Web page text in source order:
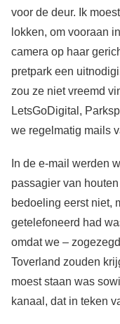
voor de deur. Ik
lokken, om vooraan
camera op haar
pretpark een
zou ze niet vreemd
LetsGoDigital,
we regelmatig mails
In de e-mail werden
passagier van
bedoeling eerst niet,
getelefoneerd had
omdat we –
Toverland zouden
moest staan was
kanaal, dat in teken